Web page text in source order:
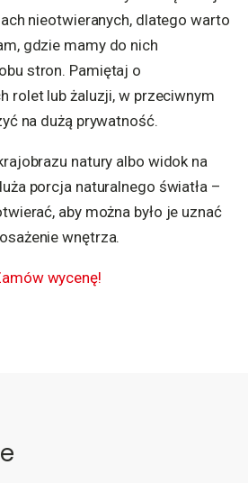
nieotwieranych, dlatego warto
gdzie mamy do nich
stron. Pamiętaj o
rolet lub żaluzji, w przeciwnym
na dużą prywatność.
natury albo widok na
porcja naturalnego światła –
aby można było je uznać
wnętrza.
wycenę!